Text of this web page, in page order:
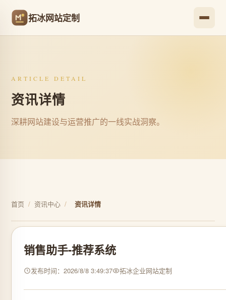
拓冰网站定制
ARTICLE DETAIL
资讯详情
深耕网站建设与运营推广的一线实战洞察。
首页 / 资讯中心 / 资讯详情
销售助手-推荐系统
发布时间：2026/8/8 3:49:37 拓冰企业网站定制